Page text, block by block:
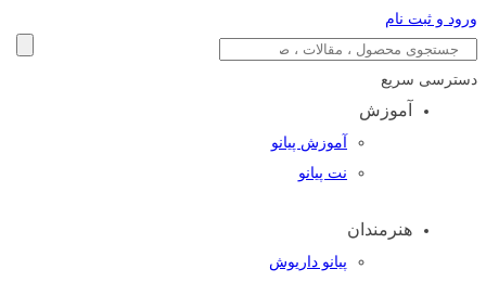
ورود و ثبت نام
دسترسی سریع
آموزش
آموزش پیانو
نت پیانو
هنرمندان
پیانو داریوش